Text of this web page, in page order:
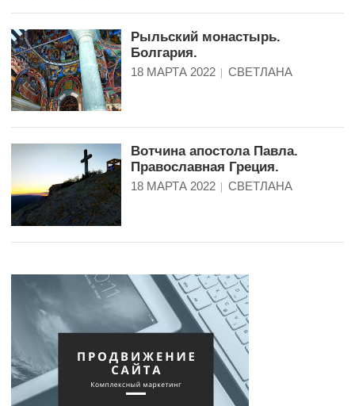
Рыльский монастырь.
Болгария.
18 МАРТА 2022 СВЕТЛАНА
Вотчина апостола Павла.
Православная Греция.
18 МАРТА 2022 СВЕТЛАНА